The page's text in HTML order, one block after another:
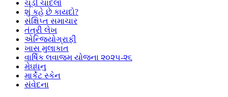
ચૂડી ચાંદલો
શું કહે છે કાયદો?
સંક્ષિપ્ત સમાચાર
તંત્રી લેખ
એન્જિયોગ્રાફી
ખાસ મુલાકાત
વાર્ષિક લવાજમ યોજના ૨૦૨૫-૨૬
મેઘધનુ
માર્કેટ સ્કેન
સંવેદના